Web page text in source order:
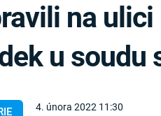
RODINA
4. února 2022 11:30
na
u soudu